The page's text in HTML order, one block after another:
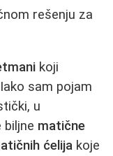
rešenju za
koji
sam pojam
u
matične
ćelija koje